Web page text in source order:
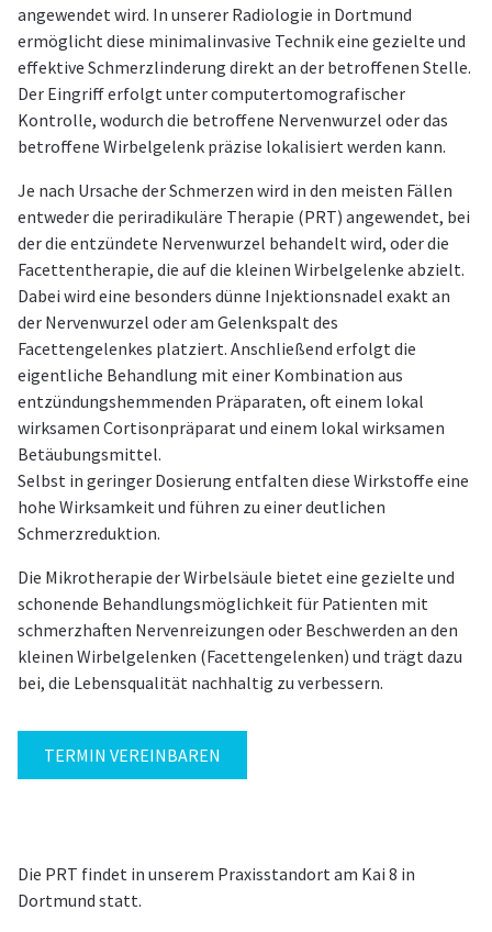
angewendet wird. In unserer Radiologie in Dortmund
ermöglicht diese minimalinvasive Technik eine gezielte und
effektive Schmerzlinderung direkt an der betroffenen Stelle.
Der Eingriff erfolgt unter computertomografischer
Kontrolle, wodurch die betroffene Nervenwurzel oder das
betroffene Wirbelgelenk präzise lokalisiert werden kann.
Je nach Ursache der Schmerzen wird in den meisten Fällen
entweder die periradikuläre Therapie (PRT) angewendet, bei
der die entzündete Nervenwurzel behandelt wird, oder die
Facettentherapie, die auf die kleinen Wirbelgelenke abzielt.
Dabei wird eine besonders dünne Injektionsnadel exakt an
der Nervenwurzel oder am Gelenkspalt des
Facettengelenkes platziert. Anschließend erfolgt die
eigentliche Behandlung mit einer Kombination aus
entzündungshemmenden Präparaten, oft einem lokal
wirksamen Cortisonpräparat und einem lokal wirksamen
Betäubungsmittel.
Selbst in geringer Dosierung entfalten diese Wirkstoffe eine
hohe Wirksamkeit und führen zu einer deutlichen
Schmerzreduktion.
Die Mikrotherapie der Wirbelsäule bietet eine gezielte und
schonende Behandlungsmöglichkeit für Patienten mit
schmerzhaften Nervenreizungen oder Beschwerden an den
kleinen Wirbelgelenken (Facettengelenken) und trägt dazu
bei, die Lebensqualität nachhaltig zu verbessern.
TERMIN VEREINBAREN
Die PRT findet in unserem Praxisstandort am Kai 8 in
Dortmund statt.